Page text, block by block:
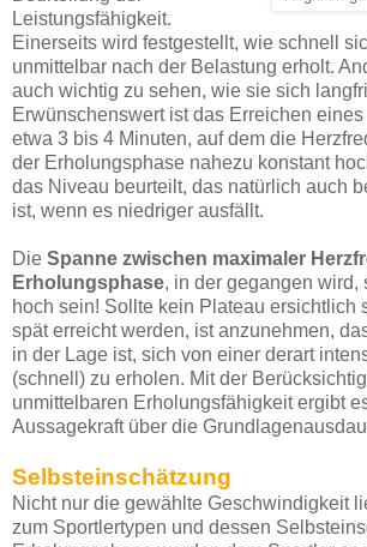
Leistungsfähigkeit.
Einerseits wird festgestellt, wie schnell
unmittelbar nach der Belastung erholt.
auch wichtig zu sehen, wie sie sich
Erwünschenswert ist das Erreichen
etwa 3 bis 4 Minuten, auf dem die
der Erholungsphase nahezu konstant
das Niveau beurteilt, das natürlich auch
ist, wenn es niedriger ausfällt.
Die Spanne zwischen maximaler
Erholungsphase, in der gegangen wird,
hoch sein! Sollte kein Plateau ersichtlich
spät erreicht werden, ist anzunehmen,
in der Lage ist, sich von einer derart
(schnell) zu erholen. Mit der
unmittelbaren Erholungsfähigkeit ergibt
Aussagekraft über die
Selbsteinschätzung
Nicht nur die gewählte Geschwindigkeit
zum Sportlertypen und dessen